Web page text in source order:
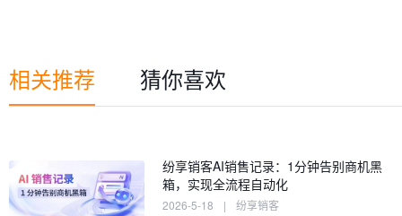
相关推荐 猜你喜欢
纷享销客AI销售记录：1分钟告别商机黑
箱，实现全流程自动化
2026-5-18 | 纷享销客